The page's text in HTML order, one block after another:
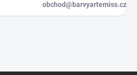
obchod@barvyartemiss.cz